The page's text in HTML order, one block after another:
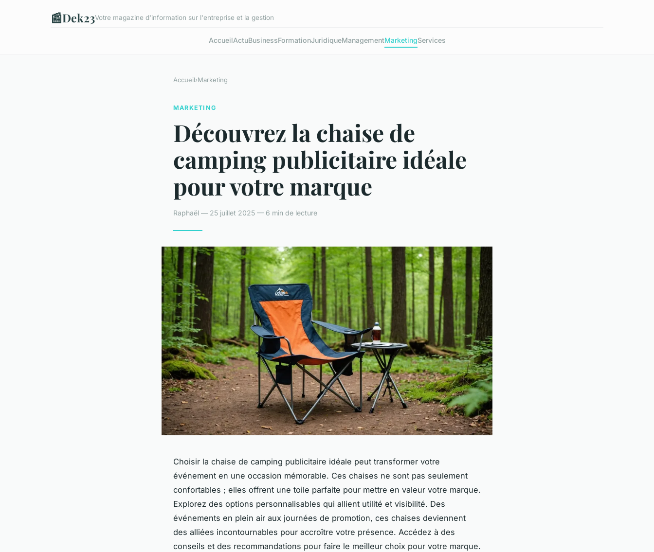
📰Dek23Votre magazine d'information sur l'entreprise et la gestion
AccueilActuBusinessFormationJuridiqueManagementMarketingServices
Accueil›Marketing
MARKETING
Découvrez la chaise de
camping publicitaire idéale
pour votre marque
Raphaël — 25 juillet 2025 — 6 min de lecture
Choisir la chaise de camping publicitaire idéale peut transformer votre
événement en une occasion mémorable. Ces chaises ne sont pas seulement
confortables ; elles offrent une toile parfaite pour mettre en valeur votre marque.
Explorez des options personnalisables qui allient utilité et visibilité. Des
événements en plein air aux journées de promotion, ces chaises deviennent
des alliées incontournables pour accroître votre présence. Accédez à des
conseils et des recommandations pour faire le meilleur choix pour votre marque.